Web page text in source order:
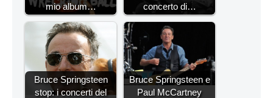
mio album…
concerto di…
Bruce Springsteen
stop: i concerti del
Bruce Springsteen e
Paul McCartney